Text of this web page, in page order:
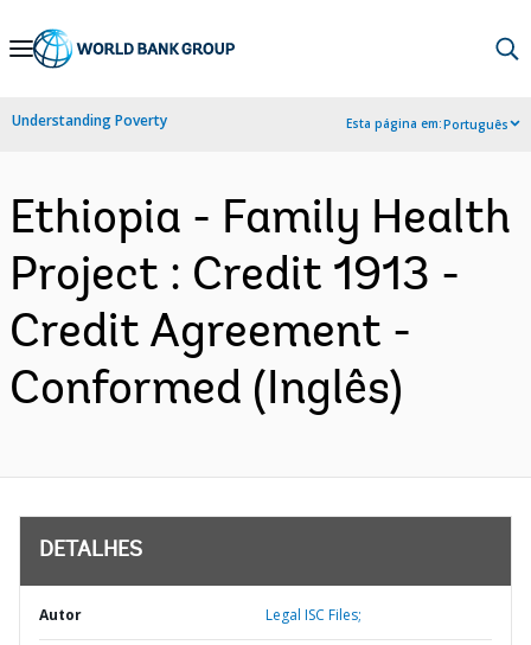
Skip
Navigation
Understanding Poverty Esta página em:Português
Ethiopia - Family Health
Project : Credit 1913 -
Credit Agreement -
Conformed (Inglês)
DETALHES
Autor Legal ISC Files;